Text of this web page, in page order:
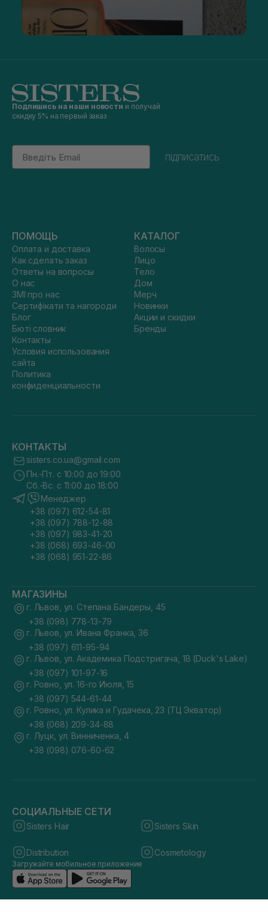
Подпишись на наши новости и получай
скидку 5% на первый заказ
Email
підписатись
ПОМОЩЬ
Оплата и доставка
Как сделать заказ
Ответы на вопросы
О нас
ЗМІ про нас
Сертифікати та нагороди
Блог
Бюті словник
Контакты
Условия использования
сайта
Политика
конфиденциальности
КАТАЛОГ
Волосы
Лицо
Тело
Дом
Мерч
Новинки
Акции и скидки
Бренды
КОНТАКТЫ
sisters.co.ua@gmail.com
Пн.-Пт. с 10:00 до 19:00
Сб.-Вс. с 11:00 до 18:00
Менеджер
+38 (097) 612-54-81
+38 (097) 788-12-88
+38 (097) 983-41-20
+38 (068) 693-46-00
+38 (068) 951-22-86
МАГАЗИНЫ
г. Львов, ул. Степана Бандеры, 45
+38 (098) 778-13-79
г. Львов, ул. Ивана Франка, 36
+38 (097) 611-95-94
г. Львов, ул. Академика Подстригача, 1В (Duck's Lake)
+38 (097) 101-97-16
г. Ровно, ул. 16-го Июля, 15
+38 (097) 544-61-44
г. Ровно, ул. Кулика и Гудачека, 23 (ТЦ Экватор)
+38 (068) 209-34-88
г. Луцк, ул. Винниченка, 4
+38 (098) 076-60-62
СОЦИАЛЬНЫЕ СЕТИ
Sisters Hair Sisters Skin
Distribution Cosmetology
Загружайте мобильное приложение